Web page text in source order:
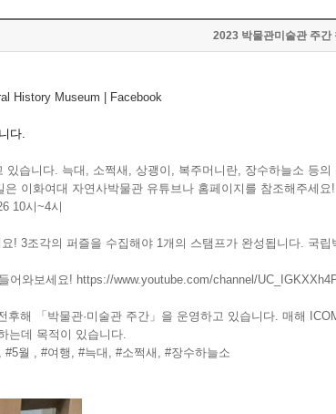
2023 박물관미술관 주간
History Museum | Facebook
다.
습니다. 늑대, 소쩍새, 상괭이, 복주머니란, 장수하늘소 등
이화여대 자연사박물관 유튜브나 홈페이지를 참조해주세요!
10시~4시
! 3조각의 퍼즐을 수집해야 1개의 스탬프가 완성됩니다. 국
어와보세요! https://www.youtube.com/channel/
후해 「박물관·미술관 주간」을 운영하고 있습니다. 매해
는데 목적이 있습니다.
, #5월 , #여행 , #늑대 , #소쩍새 , #장수하늘소